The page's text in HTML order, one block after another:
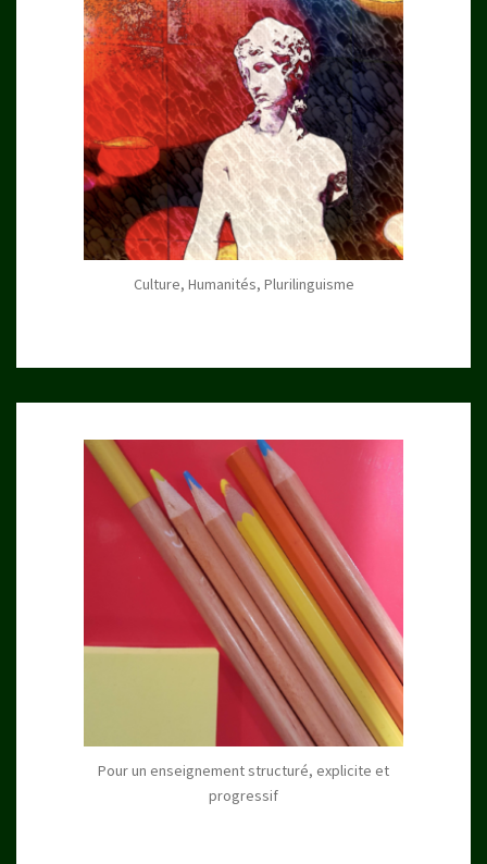
Culture, Humanités, Plurilinguisme
Pour un enseignement structuré, explicite et
progressif